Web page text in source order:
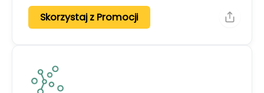
Skorzystaj z Promocji